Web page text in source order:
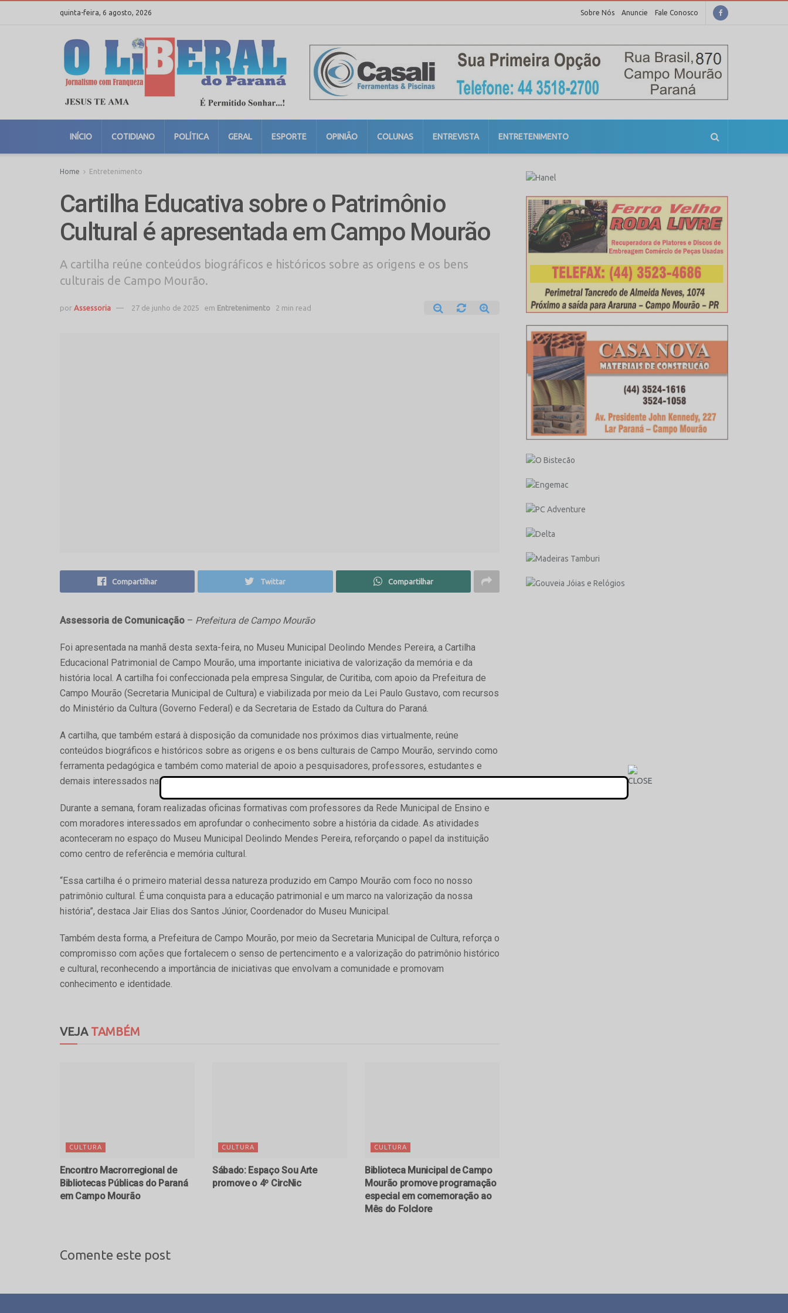
quinta-feira, 6 agosto, 2026 Sobre Nós Anuncie Fale Conosco
INÍCIO COTIDIANO POLÍTICA GERAL ESPORTE OPINIÃO COLUNAS ENTREVISTA ENTRETENIMENTO
Home Entretenimento
Cartilha Educativa sobre o Patrimônio
Cultural é apresentada em Campo Mourão
A cartilha reúne conteúdos biográficos e históricos sobre as origens e os bens
culturais de Campo Mourão.
por Assessoria 27 de junho de 2025 em Entretenimento 2 min read
Compartilhar Twittar Compartilhar
Assessoria de Comunicação – Prefeitura de Campo Mourão
Foi apresentada na manhã desta sexta-feira, no Museu Municipal Deolindo Mendes Pereira, a Cartilha
Educacional Patrimonial de Campo Mourão, uma importante iniciativa de valorização da memória e da
história local. A cartilha foi confeccionada pela empresa Singular, de Curitiba, com apoio da Prefeitura de
Campo Mourão (Secretaria Municipal de Cultura) e viabilizada por meio da Lei Paulo Gustavo, com recursos
do Ministério da Cultura (Governo Federal) e da Secretaria de Estado da Cultura do Paraná.
A cartilha, que também estará à disposição da comunidade nos próximos dias virtualmente, reúne
conteúdos biográficos e históricos sobre as origens e os bens culturais de Campo Mourão, servindo como
ferramenta pedagógica e também como material de apoio a pesquisadores, professores, estudantes e
demais interessados na preservação da identidade mourãoense.
Durante a semana, foram realizadas oficinas formativas com professores da Rede Municipal de Ensino e
com moradores interessados em aprofundar o conhecimento sobre a história da cidade. As atividades
aconteceram no espaço do Museu Municipal Deolindo Mendes Pereira, reforçando o papel da instituição
como centro de referência e memória cultural.
“Essa cartilha é o primeiro material dessa natureza produzido em Campo Mourão com foco no nosso
patrimônio cultural. É uma conquista para a educação patrimonial e um marco na valorização da nossa
história”, destaca Jair Elias dos Santos Júnior, Coordenador do Museu Municipal.
Também desta forma, a Prefeitura de Campo Mourão, por meio da Secretaria Municipal de Cultura, reforça o
compromisso com ações que fortalecem o senso de pertencimento e a valorização do patrimônio histórico
e cultural, reconhecendo a importância de iniciativas que envolvam a comunidade e promovam
conhecimento e identidade.
VEJATAMBÉM
CULTURA
Encontro Macrorregional de
Bibliotecas Públicas do Paraná
em Campo Mourão
CULTURA
Sábado: Espaço Sou Arte
promove o 4º CircNic
CULTURA
Biblioteca Municipal de Campo
Mourão promove programação
especial em comemoração ao
Mês do Folclore
Comente este post